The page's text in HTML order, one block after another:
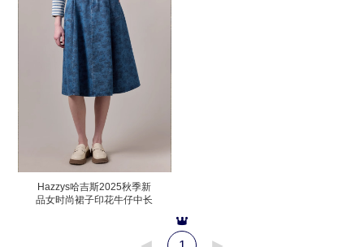
Hazzys哈吉斯2025秋季新
品女时尚裙子印花牛仔中长